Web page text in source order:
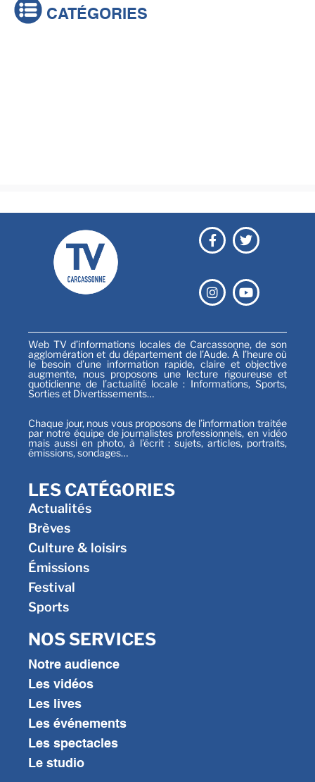
CATÉGORIES
Web TV d’informations locales de Carcassonne, de son
agglomération et du département de l’Aude. À l’heure où
le besoin d’une information rapide, claire et objective
augmente, nous proposons une lecture rigoureuse et
quotidienne de l’actualité locale : Informations, Sports,
Sorties et Divertissements…
Chaque jour, nous vous proposons de l’information traitée
par notre équipe de journalistes professionnels, en vidéo
mais aussi en photo, à l’écrit : sujets, articles, portraits,
émissions, sondages…
LES CATÉGORIES
Actualités
Brèves
Culture & loisirs
Émissions
Festival
Sports
NOS SERVICES
Notre audience
Les vidéos
Les lives
Les événements
Les spectacles
Le studio